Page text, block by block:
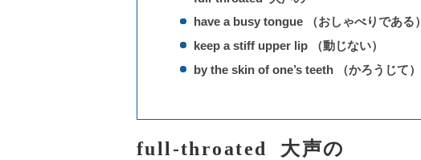
have a busy tongue （おしゃべりである）
keep a stiff upper lip （動じない）
by the skin of one’s teeth （かろうじて）
full-throated 大声の